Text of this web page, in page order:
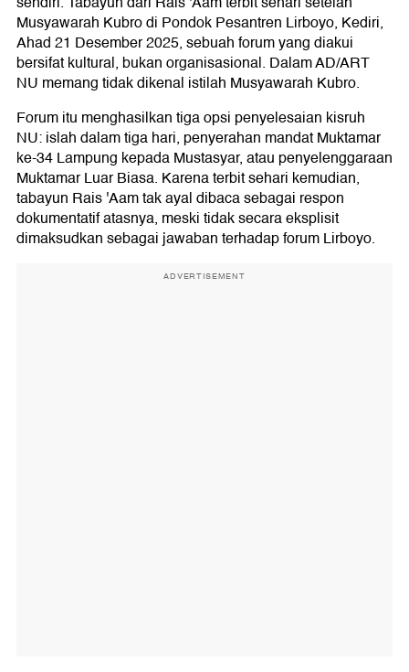
Musyawarah Kubro di Pondok Pesantren Lirboyo, Kediri,
Ahad 21 Desember 2025, sebuah forum yang diakui
bersifat kultural, bukan organisasional. Dalam AD/ART
NU memang tidak dikenal istilah Musyawarah Kubro.
Forum itu menghasilkan tiga opsi penyelesaian kisruh
NU: islah dalam tiga hari, penyerahan mandat Muktamar
ke-34 Lampung kepada Mustasyar, atau penyelenggaraan
Muktamar Luar Biasa. Karena terbit sehari kemudian,
tabayun Rais 'Aam tak ayal dibaca sebagai respon
dokumentatif atasnya, meski tidak secara eksplisit
dimaksudkan sebagai jawaban terhadap forum Lirboyo.
ADVERTISEMENT